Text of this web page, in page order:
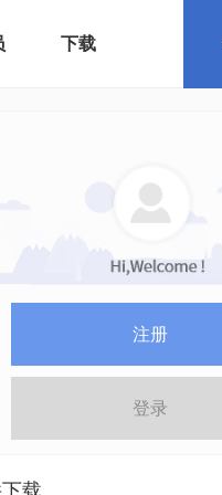
下载
注册
登录
载